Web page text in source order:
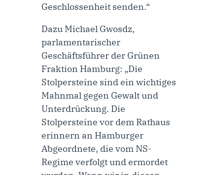
Geschlossenheit senden.“
Dazu Michael Gwosdz,
parlamentarischer
Geschäftsführer der Grünen
Fraktion Hamburg: „Die
Stolpersteine sind ein wichtiges
Mahnmal gegen Gewalt und
Unterdrückung. Die
Stolpersteine vor dem Rathaus
erinnern an Hamburger
Abgeordnete, die vom NS-
Regime verfolgt und ermordet